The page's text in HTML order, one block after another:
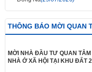
THÔNG BÁO MỜI QUAN
MỜI NHÀ ĐẦU TƯ QUAN
NHÀ Ở XÃ HỘI TẠI KHU ĐẤT